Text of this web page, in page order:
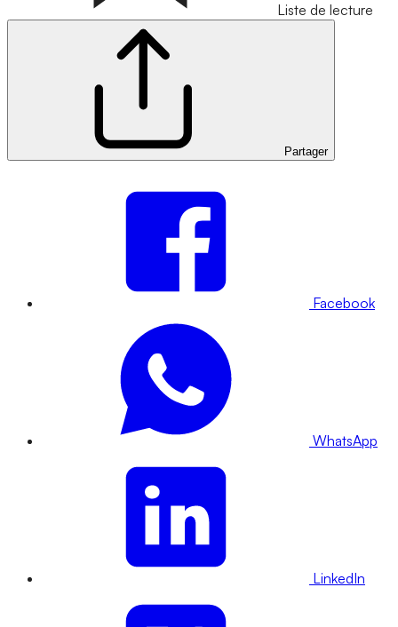
Liste de lecture
Partager
Facebook
WhatsApp
LinkedIn